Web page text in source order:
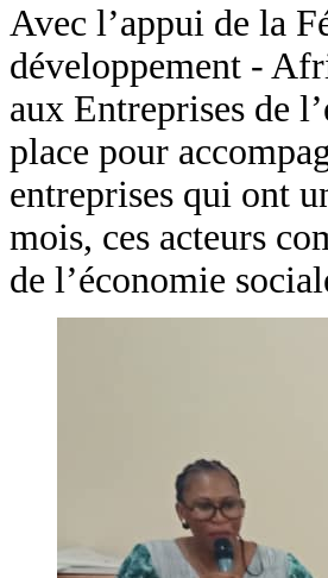
Avec l’appui de la
développement -
aux Entreprises de
place pour
entreprises qui ont
mois, ces acteurs
de l’économie